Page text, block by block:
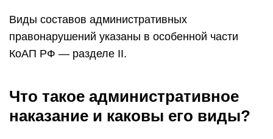
Виды составов административных
правонарушений указаны в особенной части
КоАП РФ — разделе II.
Что такое административное
наказание и каковы его виды?